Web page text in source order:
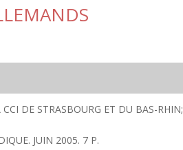
DE STRASBOURG ET DU BAS-RHIN;
JUIN 2005. 7 P.